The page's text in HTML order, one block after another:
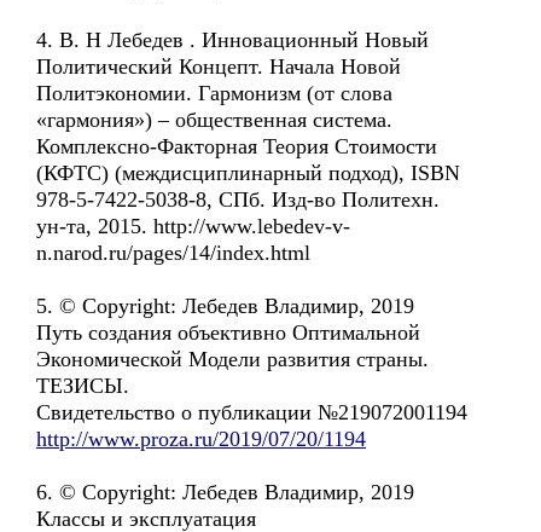
4. В. Н Лебедев . Инновационный Новый
Политический Концепт. Начала Новой
Политэкономии. Гармонизм (от слова
«гармония») – общественная система.
Комплексно-Факторная Теория Стоимости
(КФТС) (междисциплинарный подход), ISBN
978-5-7422-5038-8, СПб. Изд-во Политехн.
ун-та, 2015. http://www.lebedev-v-
n.narod.ru/pages/14/index.html
5. © Copyright: Лебедев Владимир, 2019
Путь создания объективно Оптимальной
Экономической Модели развития страны.
ТЕЗИСЫ.
Свидетельство о публикации №219072001194
http://www.proza.ru/2019/07/20/1194
6. © Copyright: Лебедев Владимир, 2019
Классы и эксплуатация